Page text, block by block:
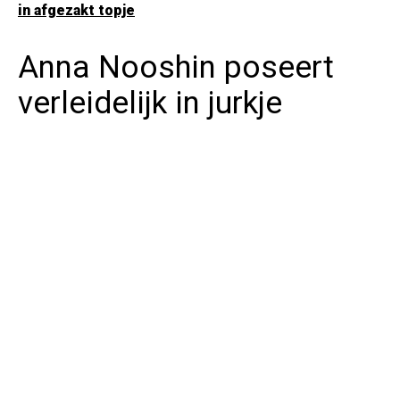
in afgezakt topje
Anna Nooshin poseert
verleidelijk in jurkje